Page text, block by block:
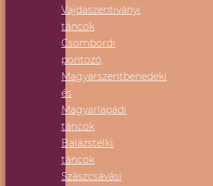
Vajdaszentiványi
táncok
Csombordi
pontozó,
Magyarszentbenedeki
és
Magyarlapádi
táncok
Balázstelki
táncok
Szászcsávási